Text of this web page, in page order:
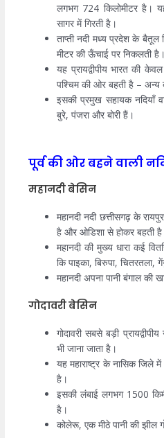
लगभग 724 किलोमीटर है।
सागर में गिरती है।
ताप्ती नदी मध्य प्रदेश के
मीटर की ऊँचाई पर निकलती है।
यह प्रायद्वीपीय भारत की
पश्चिम की ओर बहती है – अन्य
इसकी प्रमुख सहायक नदियाँ
बुरे, पंजरा और बोरी हैं।
पूर्व की ओर बहने वाली
महानदी बेसिन
महानदी नदी छत्तीसगढ़ के
है और ओडिशा से होकर बहती
महानदी की मुख्य धारा कई
कि पाइका, बिरुपा, चितरतला,
महानदी अपना पानी बंगाल की
गोदावरी बेसिन
गोदावरी सबसे बड़ी
भी जाना जाता है।
यह महाराष्ट्र के नासिक जिले
है।
इसकी लंबाई लगभग 1500
है।
कोलेरू, एक मीठे पानी की झील